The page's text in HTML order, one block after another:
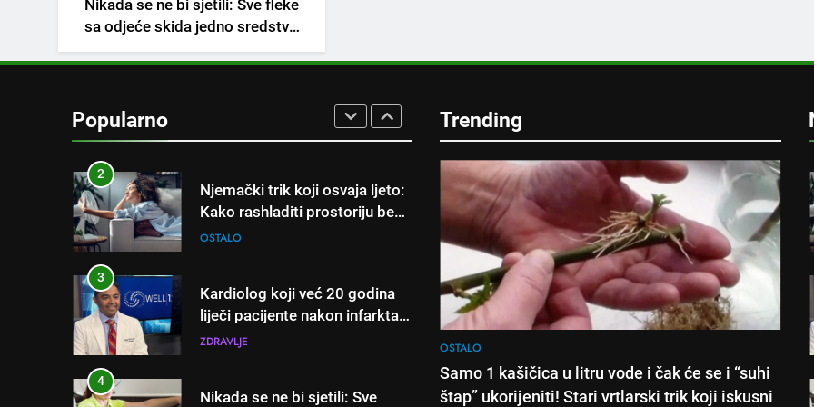
Nikada se ne bi sjetili: Sve fleke
sa odjeće skida jedno sredstvo
koje svi imamo u kući
Popularno
napitak koji se često spominje
kod šećerne bolesti
OSTALO
čak će se i “suhi štap”
ukorijeniti! Stari vrtlarski trik
2
Njemački trik koji osvaja ljeto:
Kako rashladiti prostoriju bez
klime i velikih računa za struju!
OSTALO
3
Kardiolog koji već 20 godina
liječi pacijente nakon infarkta
otkrio: Ove 4 jutarnje navike
dana!
ZDRAVLJE
4
Nikada se ne bi sjetili: Sve
Trending
OSTALO
Samo 1 kašičica u litru vode i čak će se i “suhi
štap” ukorijeniti! Stari vrtlarski trik koji iskusni